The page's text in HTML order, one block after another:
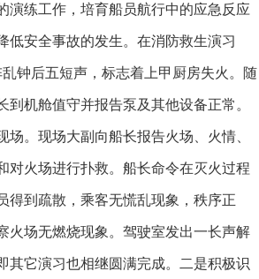
演练工作，培育船员航行中的应急反应
低安全事故的发生。在消防救生演习
钟后五短声，标志着上甲厨房失火。随
机舱值守并报告泵及其他设备正常。
。现场大副向船长报告火场、火情、
对火场进行扑救。船长命令在灭火过程
得到疏散，乘客无慌乱现象，秩序正
火场无燃烧现象。驾驶室发出一长声解
其它演习也相继圆满完成。二是积极识